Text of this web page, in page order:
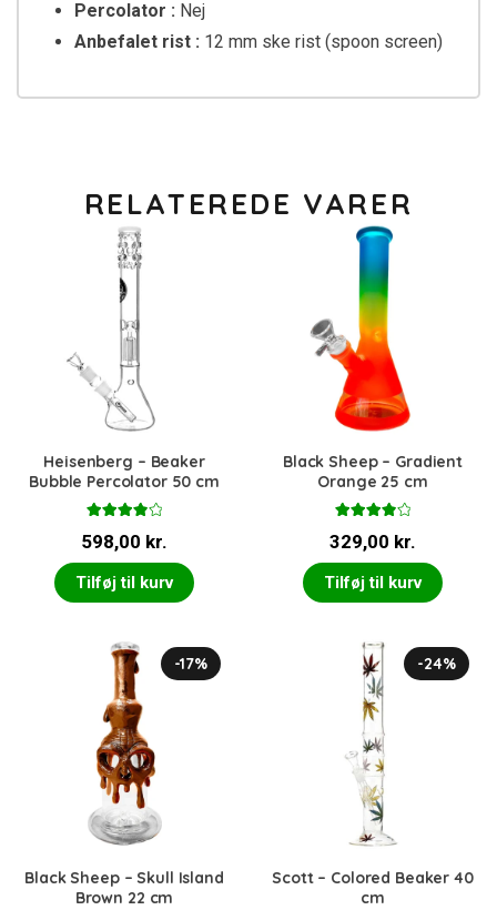
Percolator : Nej
Anbefalet rist : 12 mm ske rist (spoon screen)
RELATEREDE VARER
Heisenberg – Beaker
Bubble Percolator 50 cm
4.00ud
af 5
598,00 kr.
Tilføj til kurv
Black Sheep – Gradient
Orange 25 cm
4.00ud
af 5
329,00 kr.
Tilføj til kurv
-17%
Black Sheep – Skull Island
Brown 22 cm
-24%
Scott – Colored Beaker 40
cm